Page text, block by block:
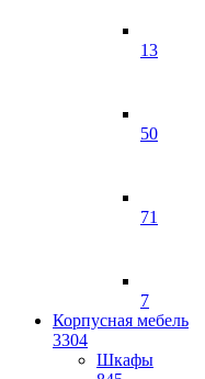
13
50
71
7
Корпусная мебель
3304
Шкафы